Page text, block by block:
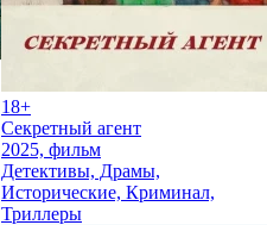
18+
Секретный агент
2025, фильм
Детективы, Драмы,
Исторические, Криминал,
Триллеры